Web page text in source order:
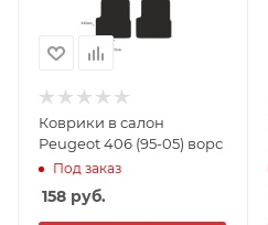
Коврики в салон
Peugeot 406 (95-05) ворс
Под заказ
158 руб.